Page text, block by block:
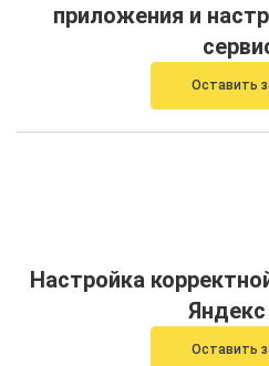
приложения и
Оставить
Настройка
Оставить